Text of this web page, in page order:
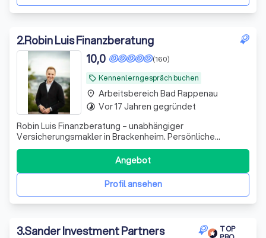
2.Robin Luis Finanzberatung
local_offer Kennenlerngespräch buchen
(160)
10,0
Robin Luis Finanzberatung – unabhängiger
Versicherungsmakler in Brackenheim. Persönliche
Beratung, maßgeschneiderte Lösungen und über 16 Jahre
Erfahrung für private und gewerbliche Versicherungen.
Profil ansehen
Angebot
place Arbeitsbereich Bad Rappenau
timelapse Vor 17 Jahren gegründet
3.Sander Investment Partners
TOP